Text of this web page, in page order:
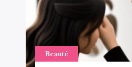
Beauté